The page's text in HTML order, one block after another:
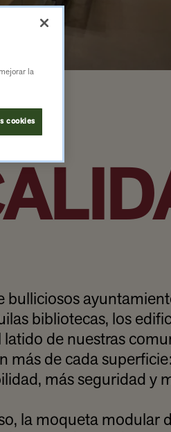
bulliciosos
bibliotecas, los
latido de nuestras
más de cada
más seguridad y
la moqueta modular
la
cookies